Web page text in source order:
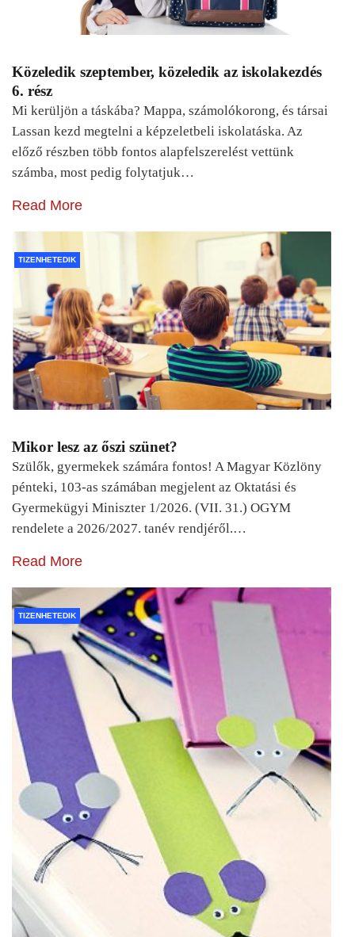
Közeledik szeptember, közeledik az iskolakezdés
6. rész
Mi kerüljön a táskába? Mappa, számolókorong, és társai
Lassan kezd megtelni a képzeletbeli iskolatáska. Az
előző részben több fontos alapfelszerelést vettünk
számba, most pedig folytatjuk…
Read More
TIZENHETEDIK
Mikor lesz az őszi szünet?
Szülők, gyermekek számára fontos! A Magyar Közlöny
pénteki, 103-as számában megjelent az Oktatási és
Gyermekügyi Miniszter 1/2026. (VII. 31.) OGYM
rendelete a 2026/2027. tanév rendjéről.…
Read More
TIZENHETEDIK